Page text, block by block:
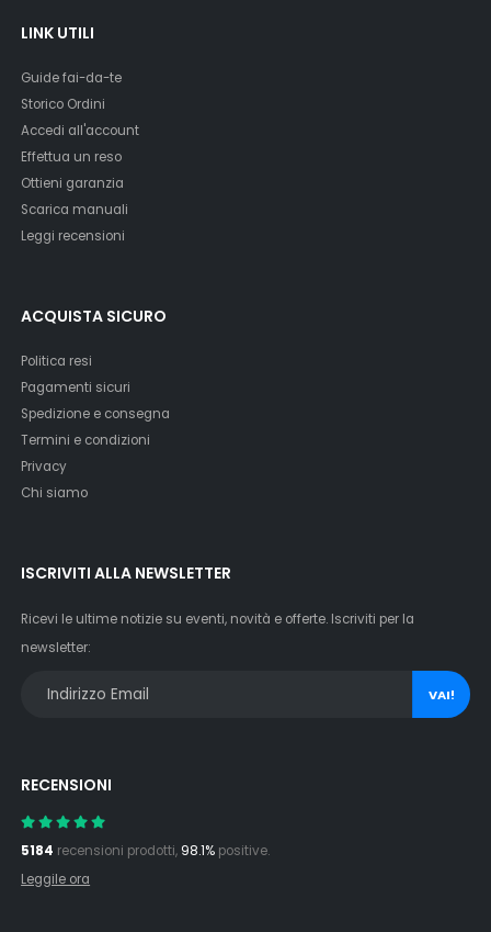
LINK UTILI
Guide fai-da-te
Storico Ordini
Accedi all'account
Effettua un reso
Ottieni garanzia
Scarica manuali
Leggi recensioni
ACQUISTA SICURO
Politica resi
Pagamenti sicuri
Spedizione e consegna
Termini e condizioni
Privacy
Chi siamo
ISCRIVITI ALLA NEWSLETTER
Ricevi le ultime notizie su eventi, novità e offerte. Iscriviti per la
newsletter:
VAI!
RECENSIONI
5184 recensioni prodotti, 98.1% positive.
Leggile ora